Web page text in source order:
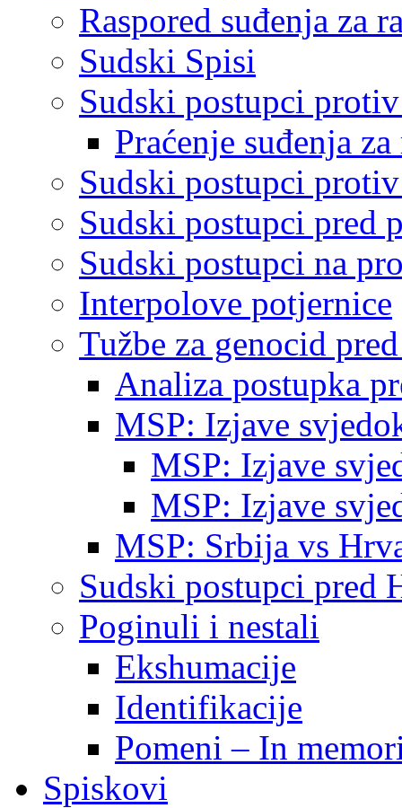
Raspored suđenja za
Sudski Spisi
Sudski postupci
Praćenje suđenja
Sudski postupci
Sudski postupci pred
Sudski postupci na
Interpolove potjernice
Tužbe za genocid
Analiza postupka
MSP: Izjave
MSP: Izjave
MSP: Izjave
MSP: Srbija vs
Sudski postupci pred
Poginuli i nestali
Ekshumacije
Identifikacije
Pomeni – In
Spiskovi